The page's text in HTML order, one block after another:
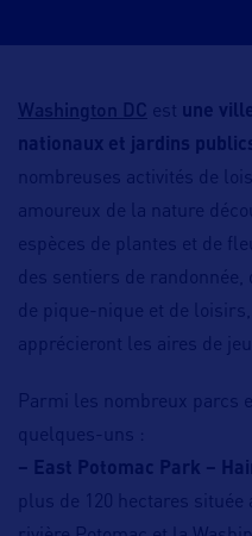
Washington DC est une
nationaux et jardins
nombreuses activités de
amoureux de la nature
espèces de plantes et de
des sentiers de randonnée,
de pique-nique et de
apprécieront les aires de
Parmi les nombreux parcs
quelques-uns :
–
East Potomac Park –
plus de 120 hectares